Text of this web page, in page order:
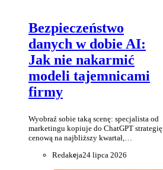
Bezpieczeństwo
danych w dobie AI:
Jak nie nakarmić
modeli tajemnicami
firmy
Wyobraź sobie taką scenę: specjalista od
marketingu kopiuje do ChatGPT strategię
cenową na najbliższy kwartał,…
Redakcja24 lipca 2026